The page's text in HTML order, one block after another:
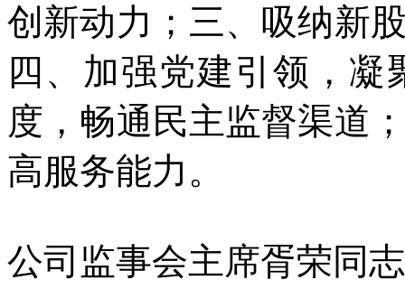
创新动力；三、吸纳新
四、加强党建引领，
度，畅通民主监督渠道
高服务能力。
公司监事会主席胥荣同